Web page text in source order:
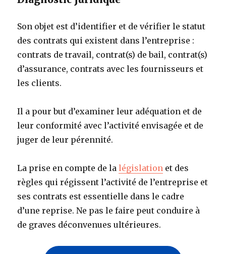
Son objet est d’identifier et de vérifier le statut
des contrats qui existent dans l’entreprise :
contrats de travail, contrat(s) de bail, contrat(s)
d’assurance, contrats avec les fournisseurs et
les clients.
Il a pour but d’examiner leur adéquation et de
leur conformité avec l’activité envisagée et de
juger de leur pérennité.
La prise en compte de lalégislation et des
règles qui régissent l’activité de l’entreprise et
ses contrats est essentielle dans le cadre
d’une reprise. Ne pas le faire peut conduire à
de graves déconvenues ultérieures.